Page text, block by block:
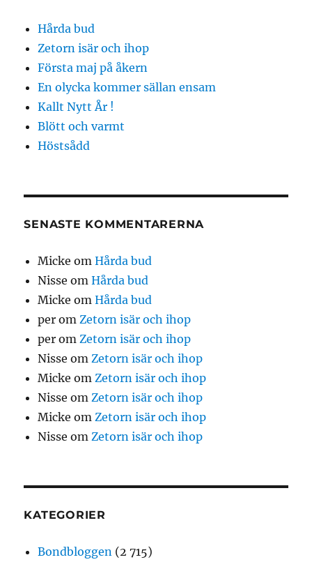
Hårda bud
Zetorn isär och ihop
Första maj på åkern
En olycka kommer sällan ensam
Kallt Nytt År !
Blött och varmt
Höstsådd
SENASTE KOMMENTARERNA
Micke omHårda bud
Nisse omHårda bud
Micke omHårda bud
per omZetorn isär och ihop
per omZetorn isär och ihop
Nisse omZetorn isär och ihop
Micke omZetorn isär och ihop
Nisse omZetorn isär och ihop
Micke omZetorn isär och ihop
Nisse omZetorn isär och ihop
KATEGORIER
Bondbloggen (2 715)